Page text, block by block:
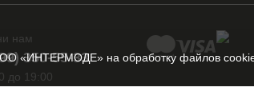
«ИНТЕРМОДЕ» на обработку файлов cookie
нам
350-55-33
до 19:00